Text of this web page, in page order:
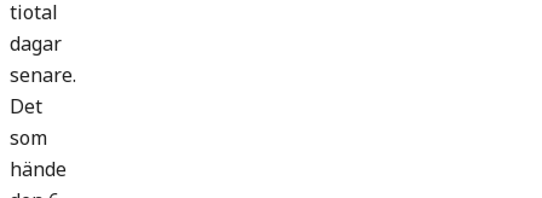
tiotal
dagar
senare.
Det
som
hände